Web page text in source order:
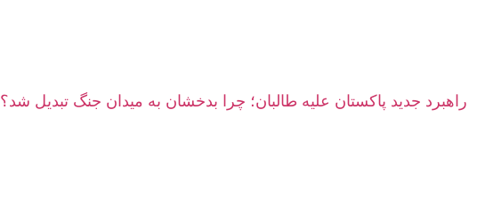
راهبرد جدید پاکستان علیه طالبان؛ چرا بدخشان به میدان جنگ تبدیل شد؟